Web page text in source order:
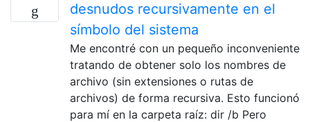
desnudos recursivamente en el
símbolo del sistema
Me encontré con un pequeño inconveniente
tratando de obtener solo los nombres de
archivo (sin extensiones o rutas de
archivos) de forma recursiva. Esto funcionó
para mí en la carpeta raíz: dir /b Pero